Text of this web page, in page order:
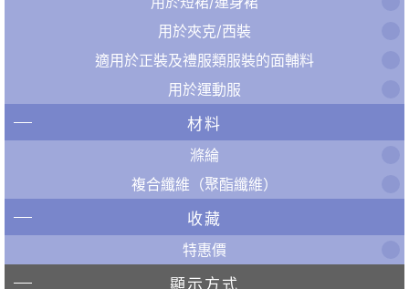
用於夾克/西裝
適用於正裝及禮服類服裝的面輔料
用於運動服
材料
滌綸
複合纖維（聚酯纖維）
收藏
特惠價
顯示方式